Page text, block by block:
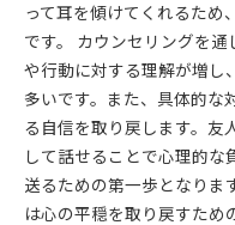
って耳を傾けてくれるため
です。 カウンセリングを
や行動に対する理解が増し
多いです。また、具体的な
る自信を取り戻します。友
して話せることで心理的な
送るための第一歩となりま
は心の平穏を取り戻すため